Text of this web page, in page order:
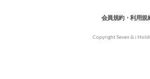
会員規約・利用規
Copyright Seven & i